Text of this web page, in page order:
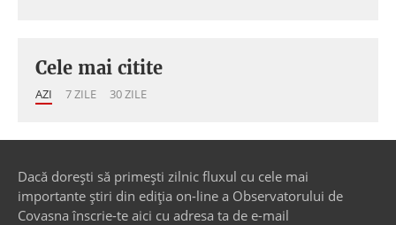
Cele mai citite
AZI 7 ZILE 30 ZILE
Dacă dorești să primești zilnic fluxul cu cele mai
importante știri din ediția on-line a Observatorului de
Covasna înscrie-te aici cu adresa ta de e-mail